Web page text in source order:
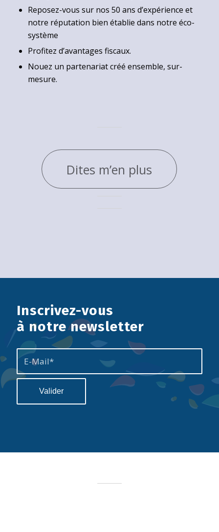
Reposez-vous sur nos 50 ans d’expérience et
notre réputation bien établie dans notre éco-
système
Profitez d’avantages fiscaux.
Nouez un partenariat créé ensemble, sur-
mesure.
Dites m’en plus
Inscrivez-vous
à notre newsletter